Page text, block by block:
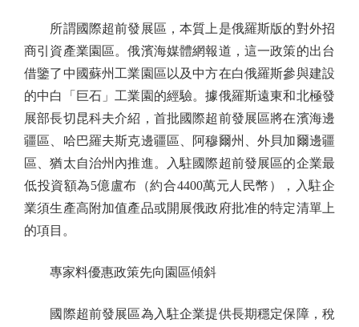
所謂國際超前發展區，本質上是俄羅斯版的對外招
商引資產業園區。俄濱海媒體網報道，這一政策的出台
借鑒了中國蘇州工業園區以及中方在白俄羅斯參與建設
的中白「巨石」工業園的經驗。據俄羅斯遠東和北極發
展部長切昆科夫介紹，首批國際超前發展區將在濱海邊
疆區、哈巴羅夫斯克邊疆區、阿穆爾州、外貝加爾邊疆
區、猶太自治州內推進。入駐國際超前發展區的企業最
低投資額為5億盧布（約合4400萬元人民幣），入駐企
業須生產高附加值產品或開展俄政府批准的特定清單上
的項目。
專家料優惠政策先向園區傾斜
國際超前發展區為入駐企業提供長期穩定保障，稅